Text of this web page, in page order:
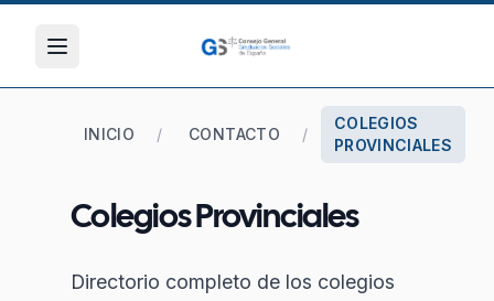
INICIO / CONTACTO /
COLEGIOS
PROVINCIALES
Colegios Provinciales
Directorio completo de los colegios